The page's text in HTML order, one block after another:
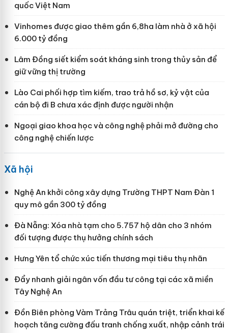
quốc Việt Nam
Vinhomes được giao thêm gần 6,8ha làm nhà ở xã hội
6.000 tỷ đồng
Lâm Đồng siết kiểm soát kháng sinh trong thủy sản để
giữ vững thị trường
Lào Cai phối hợp tìm kiếm, trao trả hồ sơ, kỷ vật của
cán bộ đi B chưa xác định được người nhận
Ngoại giao khoa học và công nghệ phải mở đường cho
công nghệ chiến lược
Xã hội
Nghệ An khởi công xây dựng Trường THPT Nam Đàn 1
quy mô gần 300 tỷ đồng
Đà Nẵng: Xóa nhà tạm cho 5.757 hộ dân cho 3 nhóm
đối tượng được thụ hưởng chính sách
Hưng Yên tổ chức xúc tiến thương mại tiêu thụ nhãn
Đẩy nhanh giải ngân vốn đầu tư công tại các xã miền
Tây Nghệ An
Đồn Biên phòng Vàm Trảng Trâu quán triệt, triển khai kế
hoạch tăng cường đấu tranh chống xuất, nhập cảnh trái